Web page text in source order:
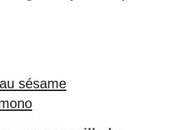
sésame